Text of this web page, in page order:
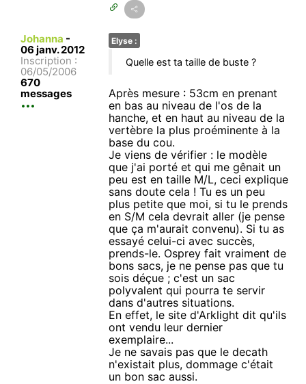
Johanna -
06 janv. 2012
Inscription :
06/05/2006
670
messages
Elyse :
Quelle est ta taille de buste ?
Après mesure : 53cm en prenant
en bas au niveau de l'os de la
hanche, et en haut au niveau de la
vertèbre la plus proéminente à la
base du cou.
Je viens de vérifier : le modèle
que j'ai porté et qui me gênait un
peu est en taille M/L, ceci explique
sans doute cela ! Tu es un peu
plus petite que moi, si tu le prends
en S/M cela devrait aller (je pense
que ça m'aurait convenu). Si tu as
essayé celui-ci avec succès,
prends-le. Osprey fait vraiment de
bons sacs, je ne pense pas que tu
sois déçue ; c'est un sac
polyvalent qui pourra te servir
dans d'autres situations.
En effet, le site d'Arklight dit qu'ils
ont vendu leur dernier
exemplaire...
Je ne savais pas que le decath
n'existait plus, dommage c'était
un bon sac aussi.